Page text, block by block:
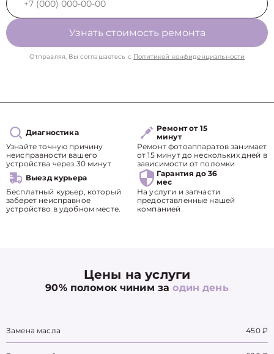
Узнать стоимость ремонта
Отправляя, Вы соглашаетесь с Политикой конфиденциальности
Диагностика
Узнайте точную причину
неисправности вашего
устройства через 30 минут
Ремонт от 15
минут
Ремонт фотоаппаратов занимает
от 15 минут до нескольких дней в
зависимости от поломки
Выезд курьера
Бесплатный курьер, который
заберет неисправное
устройство в удобном месте.
Гарантия до 36
мес
На услуги и запчасти
предоставленные нашей
компанией
Цены на услуги
90% поломок чиним заодин день
Замена масла 450 ₽